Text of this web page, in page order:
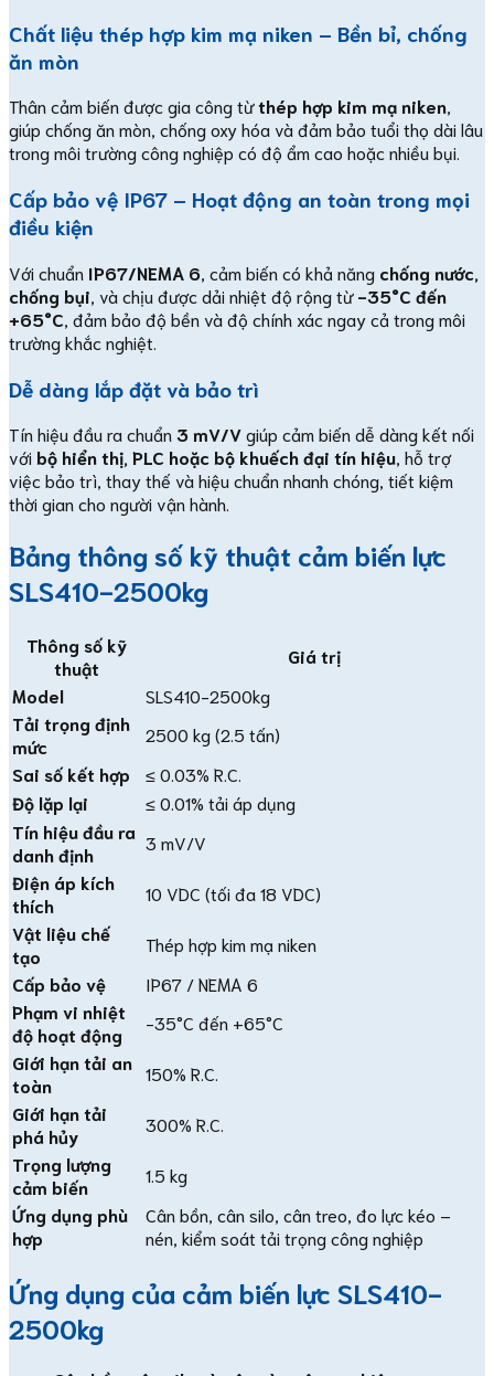
Chất liệu thép hợp kim mạ niken – Bền bỉ, chống
ăn mòn
Thân cảm biến được gia công từthép hợp kim mạ niken,
giúp chống ăn mòn, chống oxy hóa và đảm bảo tuổi thọ dài lâu
trong môi trường công nghiệp có độ ẩm cao hoặc nhiều bụi.
Cấp bảo vệ IP67 – Hoạt động an toàn trong mọi
điều kiện
Với chuẩn IP67/NEMA 6 , cảm biến có khả năng chống nước,
chống bụi , và chịu được dải nhiệt độ rộng từ-35°C đến
+65°C , đảm bảo độ bền và độ chính xác ngay cả trong môi
trường khắc nghiệt.
Dễ dàng lắp đặt và bảo trì
Tín hiệu đầu ra chuẩn3 mV/Vgiúp cảm biến dễ dàng kết nối
với bộ hiển thị, PLC hoặc bộ khuếch đại tín hiệu, hỗ trợ
việc bảo trì, thay thế và hiệu chuẩn nhanh chóng, tiết kiệm
thời gian cho người vận hành.
Bảng thông số kỹ thuật cảm biến lực
SLS410-2500kg
Thông số kỹ
thuật
Giá trị
Model
SLS410-2500kg
Tải trọng định
mức
2500 kg (2.5 tấn)
Sai số kết hợp
≤ 0.03% R.C.
Độ lặp lại
≤ 0.01% tải áp dụng
Tín hiệu đầu ra
danh định
3 mV/V
Điện áp kích
thích
10 VDC (tối đa 18 VDC)
Vật liệu chế
tạo
Thép hợp kim mạ niken
Cấp bảo vệ
IP67 / NEMA 6
Phạm vi nhiệt
độ hoạt động
-35°C đến +65°C
Giới hạn tải an
toàn
150% R.C.
Giới hạn tải
phá hủy
300% R.C.
Trọng lượng
cảm biến
1.5 kg
Ứng dụng phù
hợp
Cân bồn, cân silo, cân treo, đo lực kéo –
nén, kiểm soát tải trọng công nghiệp
Ứng dụng của cảm biến lực SLS410-
2500kg